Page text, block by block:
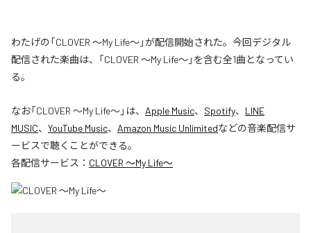
わたげの「CLOVER ～My Life～」が配信開始された。今回デジタル
配信された楽曲は、「CLOVER ～My Life～」を含む全1曲となってい
る。
なお「CLOVER ～My Life～」は、 Apple Music、 Spotify、 LINE
MUSIC、 YouTube Music、 Amazon Music Unlimitedなどの音楽配信サ
ービスで聴くことができる。
各配信サービス： CLOVER ～My Life～